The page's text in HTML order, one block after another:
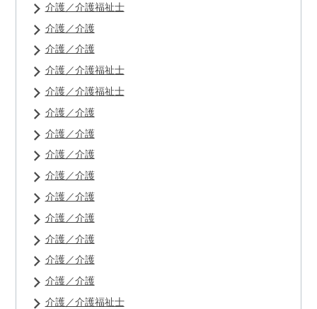
介護／介護福祉士
介護／介護
介護／介護
介護／介護福祉士
介護／介護福祉士
介護／介護
介護／介護
介護／介護
介護／介護
介護／介護
介護／介護
介護／介護
介護／介護
介護／介護
介護／介護福祉士